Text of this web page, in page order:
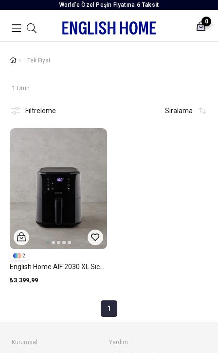
World’e Özel Peşin Fiyatına 6 Taksit
0
Tek Fiyat
1 Ürün
Filtreleme Sıralama
₺3.399,99
2
1
Kurumsal Yardım